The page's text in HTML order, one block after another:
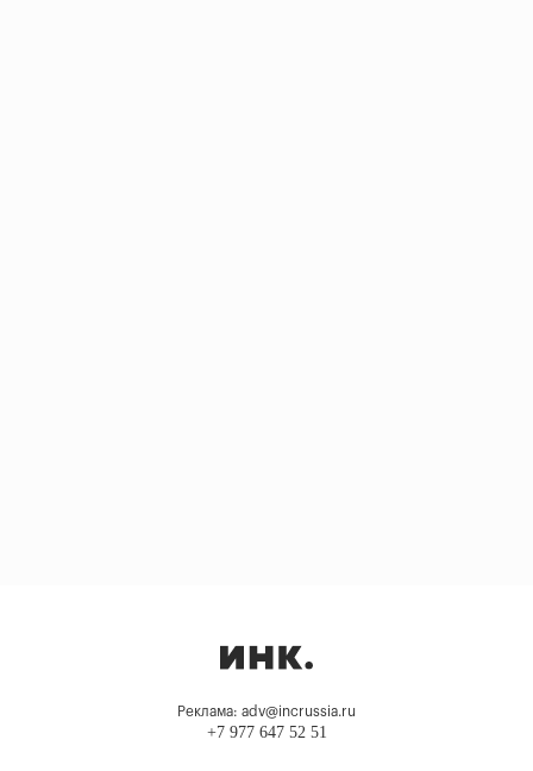
Реклама: adv@incrussia.ru
+7 977 647 52 51